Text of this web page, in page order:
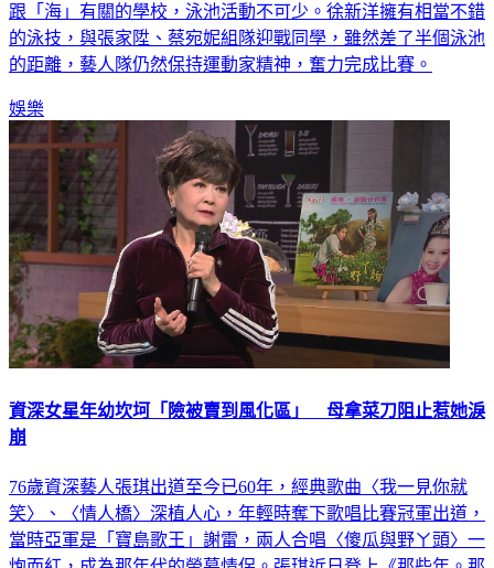
跟「海」有關的學校，泳池活動不可少。徐新洋擁有相當不錯
的泳技，與張家陞、蔡宛妮組隊迎戰同學，雖然差了半個泳池
的距離，藝人隊仍然保持運動家精神，奮力完成比賽。
娛樂
資深女星年幼坎坷「險被賣到風化區」 母拿菜刀阻止惹她淚
崩
76歲資深藝人張琪出道至今已60年，經典歌曲〈我一見你就
笑〉、〈情人橋〉深植人心，年輕時奪下歌唱比賽冠軍出道，
當時亞軍是「寶島歌王」謝雷，兩人合唱〈傻瓜與野ㄚ頭〉一